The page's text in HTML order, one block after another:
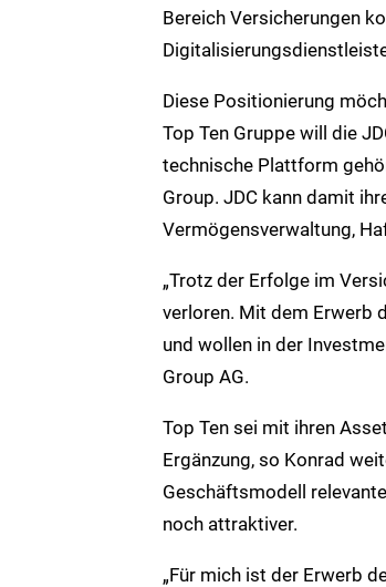
Bereich Versicherungen
Diese Positionierung
Top Ten Gruppe will die
technische Plattform
Group. JDC kann damit
Vermögensverwaltung,
„Trotz der Erfolge im
verloren. Mit dem Erwerb
und wollen in der
Group AG.
Top Ten sei mit ihren
Ergänzung, so Konrad
Geschäftsmodell
noch attraktiver.
„Für mich ist der Erwerb